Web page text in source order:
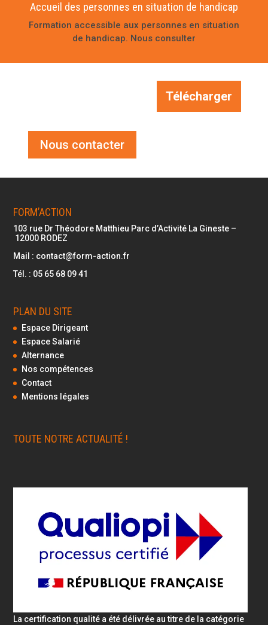
Accueil des personnes en situation de handicap
Formation accessible aux personnes en situation
de handicap. Nous consulter
Télécharger
Nous contacter
FORM’ACTION
103 rue Dr Théodore Matthieu Parc d’Activité La Gineste –
12000 RODEZ
Mail : contact@form-action.fr
Tél. : 05 65 68 09 41
PLAN DU SITE
Espace Dirigeant
Espace Salarié
Alternance
Nos compétences
Contact
Mentions légales
TOUTE NOTRE ACTUALITÉ !
La certification qualité a été délivrée au titre de la catégorie